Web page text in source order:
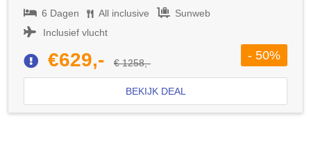
6 Dagen
All inclusive
Sunweb
Inclusief vlucht
€629,- € 1258,-
- 50%
BEKIJK DEAL